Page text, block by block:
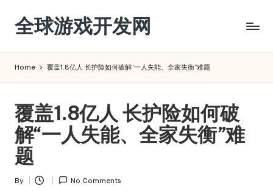
Skip
content
全球游戏开发网
Home 覆盖1.8亿人 长护险如何破解“一人失能、全家失衡”难题
覆盖1.8亿人 长护险如何破
解“一人失能、全家失衡”难
题
Posted
By No Comments